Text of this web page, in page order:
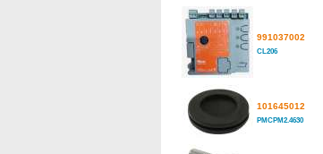
991037002
CL206
101645012
PMCPM2.4630